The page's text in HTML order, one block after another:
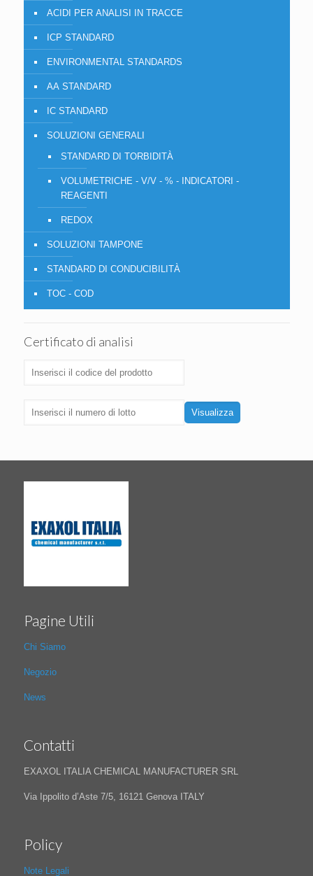
ACIDI PER ANALISI IN TRACCE
ICP STANDARD
ENVIRONMENTAL STANDARDS
AA STANDARD
IC STANDARD
SOLUZIONI GENERALI
STANDARD DI TORBIDITÀ
VOLUMETRICHE - V/V - % - INDICATORI -
REAGENTI
REDOX
SOLUZIONI TAMPONE
STANDARD DI CONDUCIBILITÀ
TOC - COD
Certificato di analisi
Visualizza
Pagine Utili
Chi Siamo
Negozio
News
Contatti
EXAXOL ITALIA CHEMICAL MANUFACTURER SRL
Via Ippolito d’Aste 7/5, 16121 Genova ITALY
Policy
Note Legali